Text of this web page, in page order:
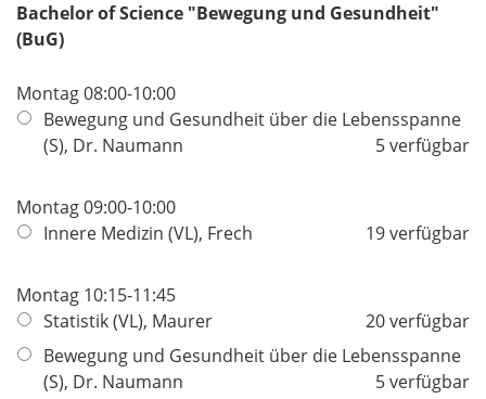
Bachelor of Science "Bewegung und Gesundheit"
(BuG)
Montag 08:00-10:00
Bewegung und Gesundheit über die Lebensspanne
(S), Dr. Naumann
5 verfügbar
Montag 09:00-10:00
Innere Medizin (VL), Frech
19 verfügbar
Montag 10:15-11:45
Statistik (VL), Maurer
20 verfügbar
Bewegung und Gesundheit über die Lebensspanne
(S), Dr. Naumann
5 verfügbar